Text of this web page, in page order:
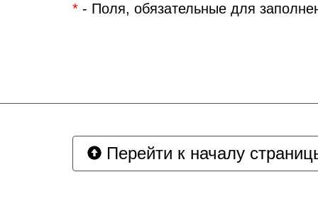
* - Поля, обязательные для
Перейти к началу